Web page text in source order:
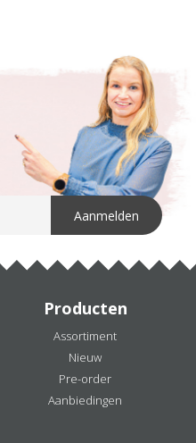
Producten
Assortiment
Nieuw
Pre-order
Aanbiedingen